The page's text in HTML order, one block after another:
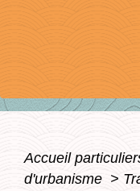
Accueil
d'urbanisme >